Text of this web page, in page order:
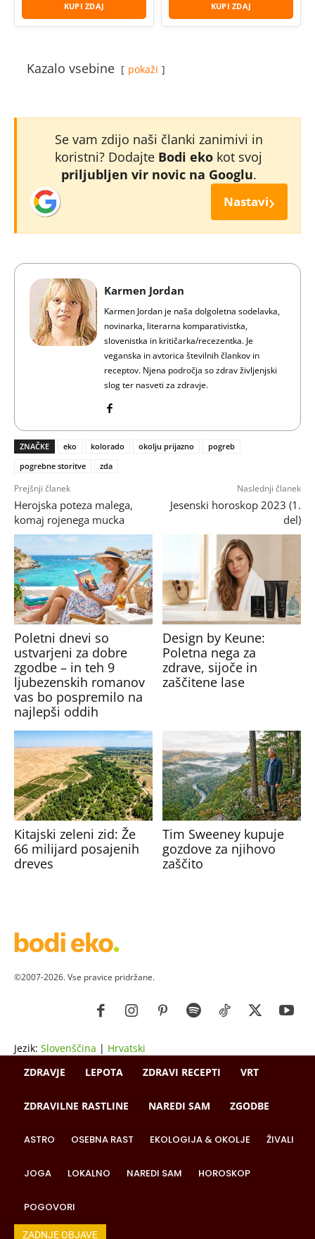
KUPI ZDAJ KUPI ZDAJ
Kazalo vsebine pokaži
Se vam zdijo naši članki zanimivi in
koristni? Dodajte Bodi eko kot svoj
priljubljen vir novic na Googlu.
Nastavi›
Karmen Jordan
Karmen Jordan je naša dolgoletna sodelavka,
novinarka, literarna komparativistka,
slovenistka in kritičarka/recezentka. Je
veganska in avtorica številnih člankov in
receptov. Njena področja so zdrav življenjski
slog ter nasveti za zdravje.
ZNAČKE eko kolorado okolju prijazno
pogreb
pogrebne storitve
zda
Prejšnji članek
Herojska poteza malega,
komaj rojenega mucka
Naslednji članek
Jesenski horoskop 2023 (1.
del)
Poletni dnevi so
ustvarjeni za dobre
zgodbe – in teh 9
ljubezenskih romanov
vas bo pospremilo na
najlepši oddih
Design by Keune:
Poletna nega za
zdrave, sijoče in
zaščitene lase
Kitajski zeleni zid: Že
66 milijard posajenih
dreves
Tim Sweeney kupuje
gozdove za njihovo
zaščito
©2007-2026. Vse pravice pridržane.
Jezik: Slovenščina | Hrvatski
ZDRAVJE
LEPOTA ZDRAVI RECEPTI VRT
ZDRAVILNE RASTLINE NAREDI SAM ZGODBE
ASTRO OSEBNA RAST EKOLOGIJA & OKOLJE ŽIVALI
JOGA LOKALNO NAREDI SAM HOROSKOP
POGOVORI
ZADNJE OBJAVE